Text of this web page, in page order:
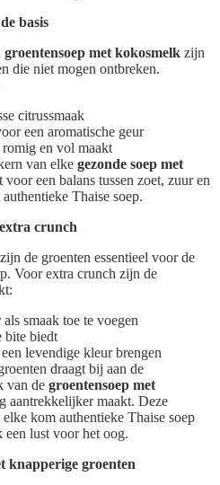
basis
groentensoep met kokosmelk zijn
die niet mogen ontbreken.
citrussmaak
een aromatische geur
en vol maakt
van elke gezonde soep met
een balans tussen zoet, zuur en
Thaise soep.
crunch
de groenten essentieel voor de
Voor extra crunch zijn de
smaak toe te voegen
bite biedt
levendige kleur brengen
draagt bij aan de
van de groentensoep met
aantrekkelijker maakt. Deze
kom authentieke Thaise soep
lust voor het oog.
knapperige groenten